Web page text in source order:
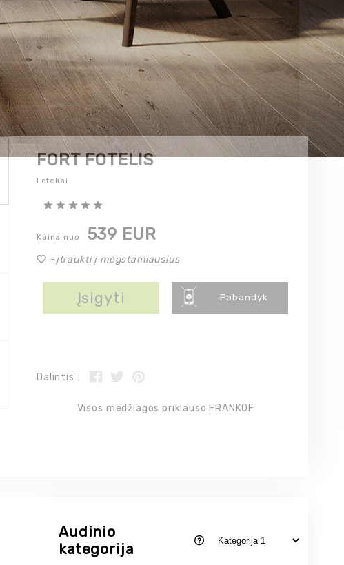
FORT FOTELIS
Foteliai
Kaina nuo 539 EUR
-įtraukti į mėgstamiausius
Įsigyti Pabandyk
Dalintis :
Visos medžiagos priklauso FRANKOF
Audinio
kategorija